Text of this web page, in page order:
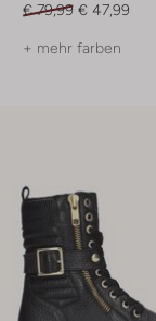
€ 79,99 € 47,99
+ mehr farben